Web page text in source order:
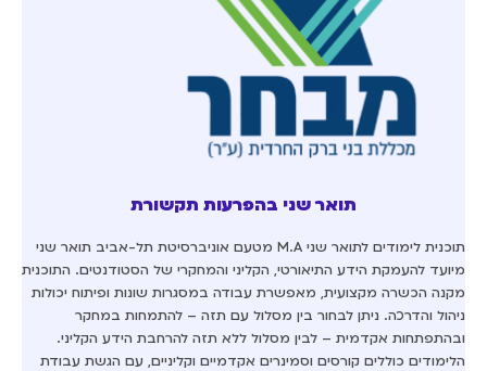
תואר שני בהפרעות תקשורת
תוכנית לימודים לתואר שני M.A מטעם אוניברסיטת תל-אביב תואר שני
מיועד להעמקת הידע התיאורטי, הקליני והמחקרי של הסטודנטים. התוכנית
מקנה הכשרה מקצועית, מאפשרת עבודה במסגרות שונות ופיתוח יכולות
ניהול והדרכה. ניתן לבחור בין מסלול עם תזה – להתמחות במחקר
ובהתפתחות אקדמית – לבין מסלול ללא תזה להרחבת הידע הקליני.
הלימודים כוללים קורסים וסמינרים אקדמיים וקליניים, עם הגשת עבודת